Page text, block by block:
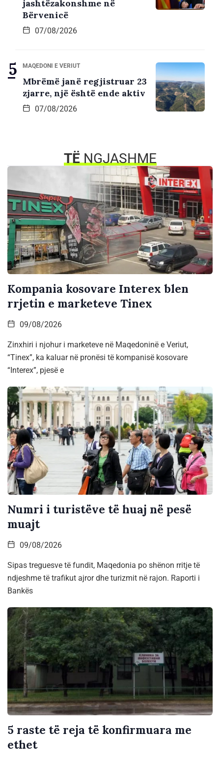
jashtëzakonshme në
Bërvenicë
07/08/2026
MAQEDONI E VERIUT
Mbrëmë janë regjistruar 23
zjarre, një është ende aktiv
07/08/2026
TËNGJASHME
Kompania kosovare Interex blen
rrjetin e marketeve Tinex
09/08/2026
Zinxhiri i njohur i marketeve në Maqedoninë e Veriut,
“Tinex”, ka kaluar në pronësi të kompanisë kosovare
“Interex”, pjesë e
Numri i turistëve të huaj në pesë
muajt
09/08/2026
Sipas treguesve të fundit, Maqedonia po shënon rritje të
ndjeshme të trafikut ajror dhe turizmit në rajon. Raporti i
Bankës
5 raste të reja të konfirmuara me
ethet